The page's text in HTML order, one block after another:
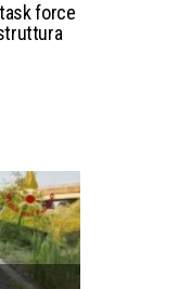
force